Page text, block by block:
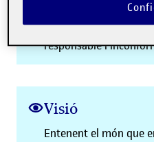
Generem, transferim i
per construir una
responsable i
Visió
Entenent el món que